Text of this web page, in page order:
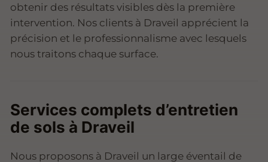
obtenir des résultats visibles dès la première
intervention. Nos clients à Draveil apprécient la
précision et le professionnalisme avec lesquels
nous traitons chaque surface.
Services complets d’entretien
de sols à Draveil
Nous proposons à Draveil un large éventail de